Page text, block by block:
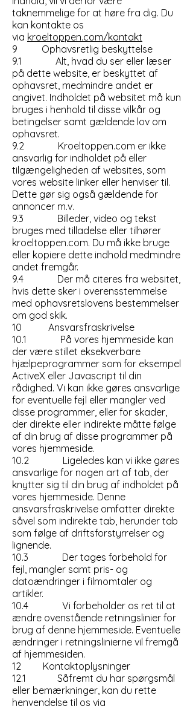
taknemmelige for at høre fra dig. Du
kan kontakte os
via kroeltoppen.com/kontakt
9 Ophavsretlig beskyttelse
9.1 Alt, hvad du ser eller læser
på dette website, er beskyttet af
ophavsret, medmindre andet er
angivet. Indholdet på websitet må kun
bruges i henhold til disse vilkår og
betingelser samt gældende lov om
ophavsret.
9.2 Kroeltoppen.com er ikke
ansvarlig for indholdet på eller
tilgængeligheden af websites, som
vores website linker eller henviser til.
Dette gør sig også gældende for
annoncer m.v.
9.3 Billeder, video og tekst
bruges med tilladelse eller tilhører
kroeltoppen.com. Du må ikke bruge
eller kopiere dette indhold medmindre
andet fremgår.
9.4 Der må citeres fra websitet,
hvis dette sker i overensstemmelse
med ophavsretslovens bestemmelser
om god skik.
10 Ansvarsfraskrivelse
10.1 På vores hjemmeside kan
der være stillet eksekverbare
hjælpeprogrammer som for eksempel
ActiveX eller Javascript til din
rådighed. Vi kan ikke gøres ansvarlige
for eventuelle fejl eller mangler ved
disse programmer, eller for skader,
der direkte eller indirekte måtte følge
af din brug af disse programmer på
vores hjemmeside.
10.2 Ligeledes kan vi ikke gøres
ansvarlige for nogen art af tab, der
knytter sig til din brug af indholdet på
vores hjemmeside. Denne
ansvarsfraskrivelse omfatter direkte
såvel som indirekte tab, herunder tab
som følge af driftsforstyrrelser og
lignende.
10.3 Der tages forbehold for
fejl, mangler samt pris- og
datoændringer i filmomtaler og
artikler.
10.4 Vi forbeholder os ret til at
ændre ovenstående retningslinier for
brug af denne hjemmeside. Eventuelle
ændringer i retningslinierne vil fremgå
af hjemmesiden.
12 Kontaktoplysninger
12.1 Såfremt du har spørgsmål
eller bemærkninger, kan du rette
henvendelse til os via